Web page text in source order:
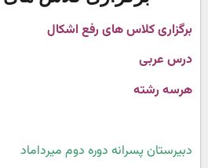
برگزاری کلاس های رفع اشکال
درس عربی
هرسه رشته
دبیرستان پسرانه دوره دوم میرداماد